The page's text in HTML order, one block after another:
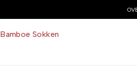
Bamboe Sokken